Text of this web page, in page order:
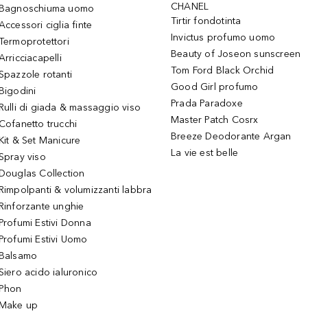
uomo
ciglia finte
rotanti
di giada & massaggio viso
Cofanetto trucchi
& Set Manicure
viso
Collection
& volumizzanti labbra
unghie
Estivi Donna
Estivi Uomo
acido ialuronico
up
CHANEL
Tirtir fondotinta
Invictus profumo uomo
Beauty of Joseon sunscreen
Tom Ford Black Orchid
Good Girl profumo
Prada Paradoxe
Master Patch Cosrx
Breeze Deodorante Argan
La vie est belle